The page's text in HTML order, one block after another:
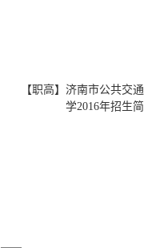
【职高】济南市公共交
学2016年招生